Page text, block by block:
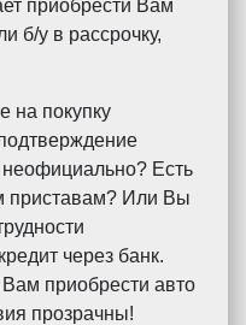
приобрести Вам
б/у в рассрочку,
на покупку
Есть
приставам? Или Вы
через банк.
приобрести авто
прозрачны!